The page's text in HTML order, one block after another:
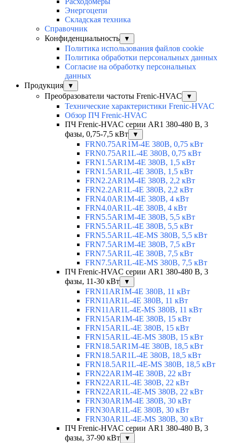
Энергоцепи
Складская техника
Справочник
Конфиденциальность
▼
Политика использования файлов cookie
Политика обработки персональных данных
Согласие на обработку персональных
данных
Продукция
▼
Преобразователи частоты Frenic-HVAC ▼
Технические характеристики Frenic-HVAC
Обзор ПЧ Frenic-HVAC
ПЧ Frenic-HVAC серии AR1 380-480 В, 3
фазы, 0,75-7,5 кВт
▼
FRN0.75AR1M-4E 380В, 0,75 кВт
FRN0.75AR1L-4E 380В, 0,75 кВт
FRN1.5AR1M-4E 380В, 1,5 кВт
FRN1.5AR1L-4E 380В, 1,5 кВт
FRN2.2AR1M-4E 380В, 2,2 кВт
FRN2.2AR1L-4E 380В, 2,2 кВт
FRN4.0AR1M-4E 380В, 4 кВт
FRN4.0AR1L-4E 380В, 4 кВт
FRN5.5AR1M-4E 380В, 5,5 кВт
FRN5.5AR1L-4E 380В, 5,5 кВт
FRN5.5AR1L-4E-MS 380В, 5,5 кВт
FRN7.5AR1M-4E 380В, 7,5 кВт
FRN7.5AR1L-4E 380В, 7,5 кВт
FRN7.5AR1L-4E-MS 380В, 7,5 кВт
ПЧ Frenic-HVAC серии AR1 380-480 В, 3
фазы, 11-30 кВт
▼
FRN11AR1M-4E 380В, 11 кВт
FRN11AR1L-4E 380В, 11 кВт
FRN11AR1L-4E-MS 380В, 11 кВт
FRN15AR1M-4E 380В, 15 кВт
FRN15AR1L-4E 380В, 15 кВт
FRN15AR1L-4E-MS 380В, 15 кВт
FRN18.5AR1M-4E 380В, 18,5 кВт
FRN18.5AR1L-4E 380В, 18,5 кВт
FRN18.5AR1L-4E-MS 380В, 18,5 кВт
FRN22AR1M-4E 380В, 22 кВт
FRN22AR1L-4E 380В, 22 кВт
FRN22AR1L-4E-MS 380В, 22 кВт
FRN30AR1M-4E 380В, 30 кВт
FRN30AR1L-4E 380В, 30 кВт
FRN30AR1L-4E-MS 380В, 30 кВт
ПЧ Frenic-HVAC серии AR1 380-480 В, 3
фазы, 37-90 кВт
▼